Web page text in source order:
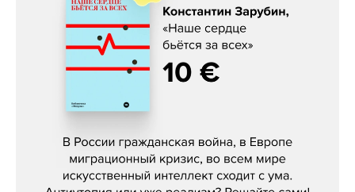
Константин Зарубин, «Наше сердце